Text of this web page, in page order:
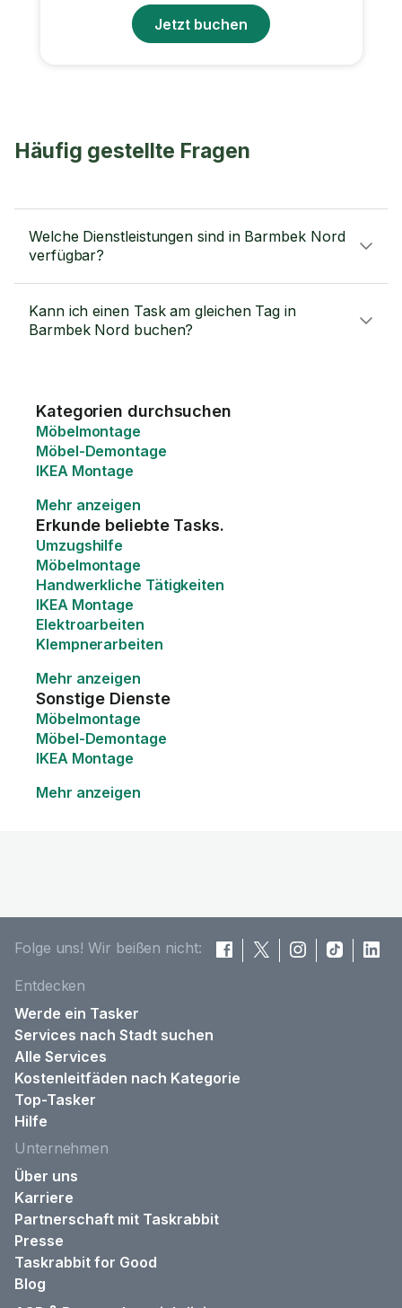
Jetzt buchen
Häufig gestellte Fragen
Welche Dienstleistungen sind in Barmbek Nord
verfügbar?
Kann ich einen Task am gleichen Tag in
Barmbek Nord buchen?
Kategorien durchsuchen
Möbelmontage
Möbel-Demontage
IKEA Montage
Mehr anzeigen
Erkunde beliebte Tasks.
Umzugshilfe
Möbelmontage
Handwerkliche Tätigkeiten
IKEA Montage
Elektroarbeiten
Klempnerarbeiten
Mehr anzeigen
Sonstige Dienste
Möbelmontage
Möbel-Demontage
IKEA Montage
Mehr anzeigen
Folge uns! Wir beißen nicht:
Entdecken
Werde ein Tasker
Services nach Stadt suchen
Alle Services
Kostenleitfäden nach Kategorie
Top-Tasker
Hilfe
Unternehmen
Über uns
Karriere
Partnerschaft mit Taskrabbit
Presse
Taskrabbit for Good
Blog